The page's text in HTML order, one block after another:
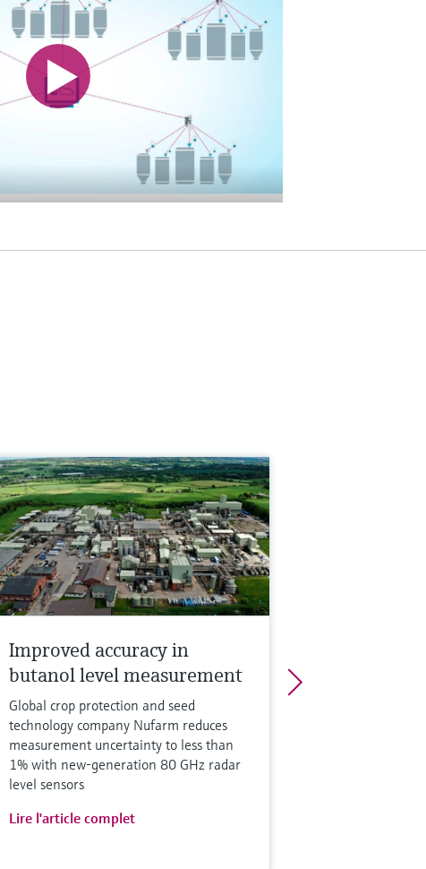
Improved accuracy in
butanol level measurement
Global crop protection and seed
technology company Nufarm reduces
measurement uncertainty to less than
1% with new-generation 80 GHz radar
level sensors
Lire l'article complet